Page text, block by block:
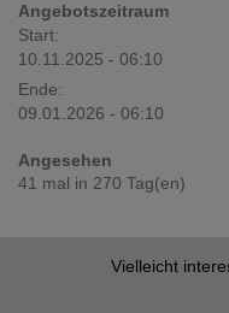
Angebotszeitraum
Start:
10.11.2025 - 06:10
Ende:
09.01.2026 - 06:10
Angesehen
41 mal in 270 Tag(en)
Vielleicht